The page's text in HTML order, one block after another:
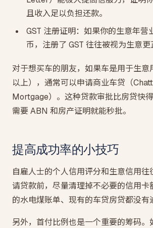
且收入足以负担还款。
GST 注册证明：如果你的生意年营
币，注册了 GST 往往被视为生意更
对于想买车的朋友，如果车是用于生意
以上），通常可以申请商业车贷（
Mortgage）。这种贷款审批比房贷快
需要 ABN 和房产证明就能秒批。
提高成功率的小技巧
自雇人士的个人信用评分和生意信用往
请贷款前，尽量清理掉不必要的信用卡
的水电煤账单、现有的车贷房贷都没有
另外，首付比例也是一个重要的筹码。